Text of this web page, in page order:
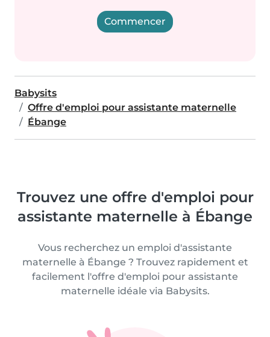
Commencer
Babysits
Offre d'emploi pour assistante maternelle
Ébange
Trouvez une offre d'emploi pour
assistante maternelle à Ébange
Vous recherchez un emploi d'assistante
maternelle à Ébange ? Trouvez rapidement et
facilement l'offre d'emploi pour assistante
maternelle idéale via Babysits.